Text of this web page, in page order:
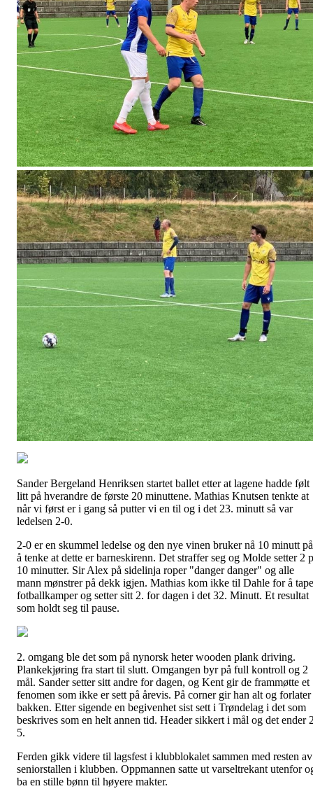
Sander Bergeland Henriksen startet ballet etter at lagene hadde følt
litt på hverandre de første 20 minuttene. Mathias Knutsen tenkte at
når vi først er i gang så putter vi en til og i det 23. minutt så var
ledelsen 2-0.
2-0 er en skummel ledelse og den nye vinen bruker nå 10 minutt på
å tenke at dette er barneskirenn. Det straffer seg og Molde setter 2
10 minutter. Sir Alex på sidelinja roper "danger danger" og alle
mann mønstrer på dekk igjen. Mathias kom ikke til Dahle for å tape
fotballkamper og setter sitt 2. for dagen i det 32. Minutt. Et resultat
som holdt seg til pause.
2. omgang ble det som på nynorsk heter wooden plank driving.
Plankekjøring fra start til slutt. Omgangen byr på full kontroll og 2
mål. Sander setter sitt andre for dagen, og Kent gir de frammøtte et
fenomen som ikke er sett på årevis. På corner gir han alt og forlater
bakken. Etter sigende en begivenhet sist sett i Trøndelag i det som
beskrives som en helt annen tid. Header sikkert i mål og det ender
5.
Ferden gikk videre til lagsfest i klubblokalet sammen med resten av
seniorstallen i klubben. Oppmannen satte ut varseltrekant utenfor
ba en stille bønn til høyere makter.